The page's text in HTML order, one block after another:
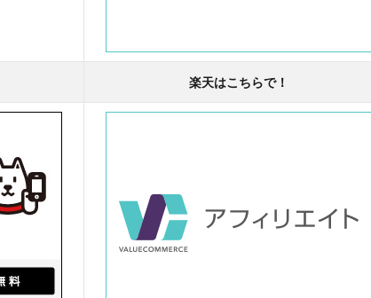
楽天はこちらで！